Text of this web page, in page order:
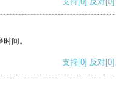
间。
支持[0] 反对[0]